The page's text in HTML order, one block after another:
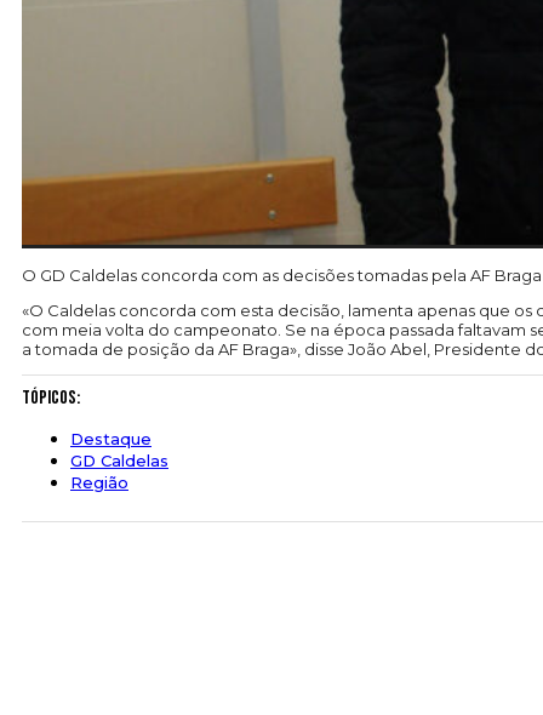
O GD Caldelas concorda com as decisões tomadas pela AF
«O Caldelas concorda com esta decisão, lamenta apenas que
com meia volta do campeonato. Se na época passada faltavam
a tomada de posição da AF Braga», disse João Abel, Presidente
Tópicos:
Destaque
GD Caldelas
Região